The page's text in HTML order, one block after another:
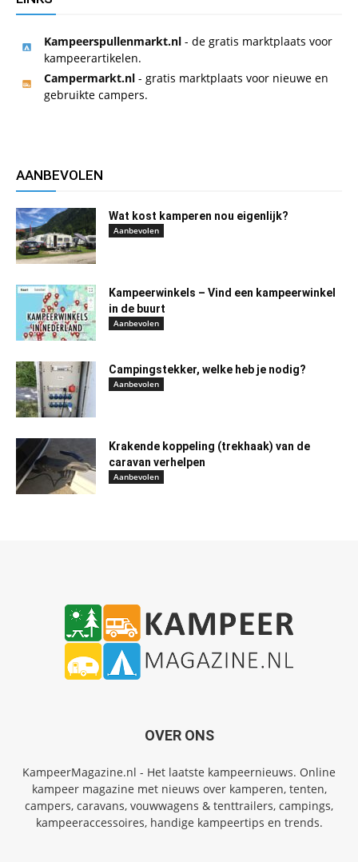
Kampeerspullenmarkt.nl - de gratis marktplaats voor
kampeerartikelen.
Campermarkt.nl - gratis marktplaats voor nieuwe en
gebruikte campers.
AANBEVOLEN
Wat kost kamperen nou eigenlijk?
Aanbevolen
Kampeerwinkels – Vind een kampeerwinkel
in de buurt
Aanbevolen
Campingstekker, welke heb je nodig?
Aanbevolen
Krakende koppeling (trekhaak) van de
caravan verhelpen
Aanbevolen
OVER ONS
KampeerMagazine.nl - Het laatste kampeernieuws. Online
kampeer magazine met nieuws over kamperen, tenten,
campers, caravans, vouwwagens & tenttrailers, campings,
kampeeraccessoires, handige kampeertips en trends.